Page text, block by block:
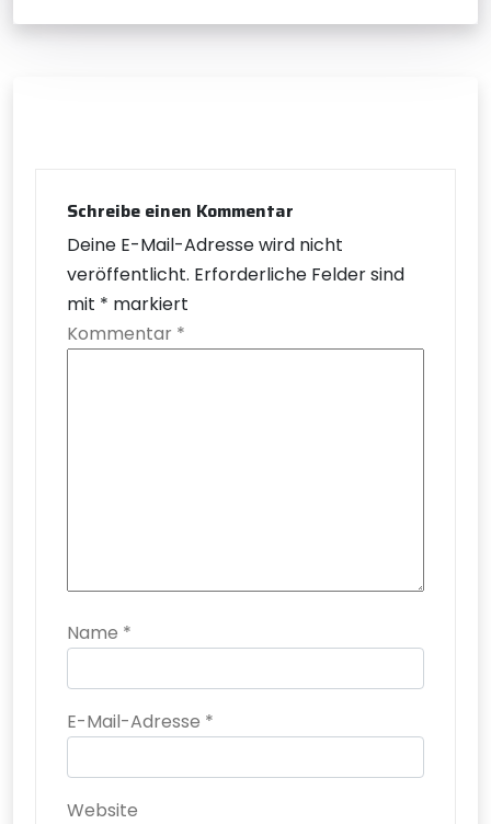
Schreibe einen Kommentar
Deine E-Mail-Adresse wird nicht
veröffentlicht. Erforderliche Felder sind
mit * markiert
Kommentar *
Name *
E-Mail-Adresse *
Website